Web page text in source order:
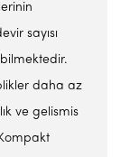
sayısı
daha az
ve gelismis